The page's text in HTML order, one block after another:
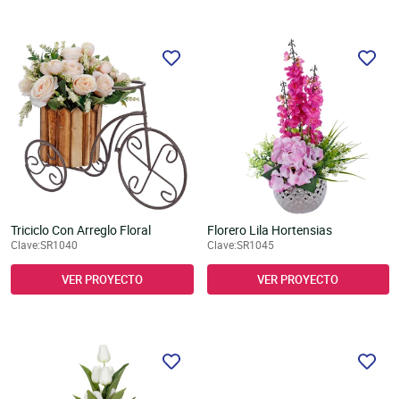
Triciclo Con Arreglo Floral
Clave:SR1040
VER PROYECTO
Florero Lila Hortensias
Clave:SR1045
VER PROYECTO